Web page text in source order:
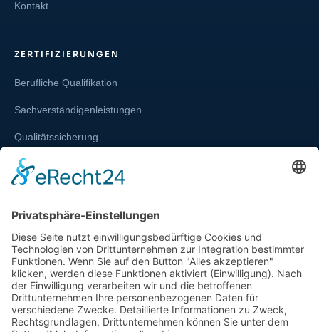
Kontakt
ZERTIFIZIERUNGEN
Berufliche Qualifikation
Sachverständigenleistungen
Qualitätssicherung
Weiterbildung und Schulung
SERVICE & RECHT
Infos zur Unparteilichkeit
Kontakt
Beschwerdestelle